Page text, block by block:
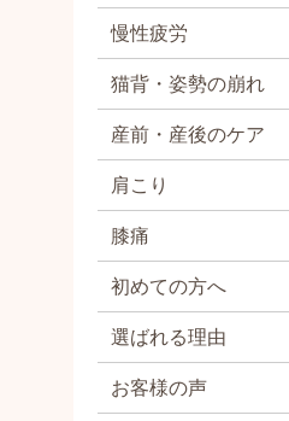
慢性疲労
猫背・姿勢の崩れ
産前・産後のケア
肩こり
膝痛
初めての方へ
選ばれる理由
お客様の声